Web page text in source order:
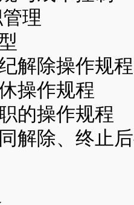
理
解除操作规程
操作规程
的操作规程
解除、终止